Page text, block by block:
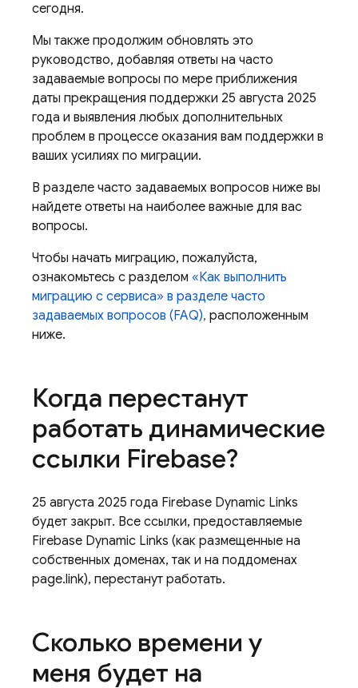
сегодня.
Мы также продолжим обновлять это
руководство, добавляя ответы на часто
задаваемые вопросы по мере приближения
даты прекращения поддержки 25 августа 2025
года и выявления любых дополнительных
проблем в процессе оказания вам поддержки в
ваших усилиях по миграции.
В разделе часто задаваемых вопросов ниже вы
найдете ответы на наиболее важные для вас
вопросы.
Чтобы начать миграцию, пожалуйста,
ознакомьтесь с разделом «Как выполнить
миграцию с сервиса» в разделе часто
задаваемых вопросов (FAQ), расположенным
ниже.
Когда перестанут
работать динамические
ссылки Firebase?
25 августа 2025 года Firebase Dynamic Links
будет закрыт. Все ссылки, предоставляемые
Firebase Dynamic Links (как размещенные на
собственных доменах, так и на поддоменах
page.link), перестанут работать.
Сколько времени у
меня будет на